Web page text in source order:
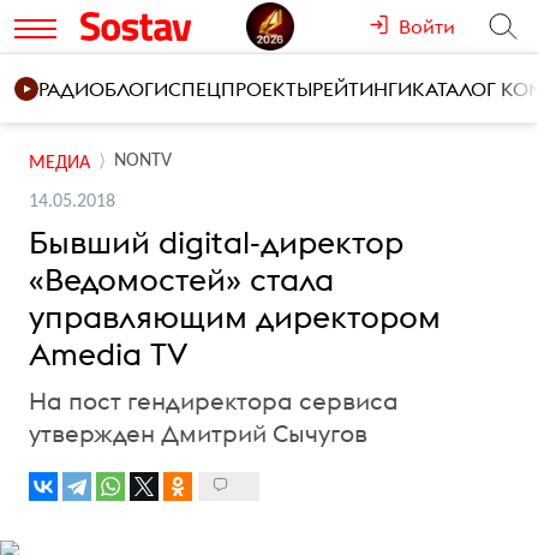
Войти
РАДИОБЛОГИСПЕЦПРОЕКТЫРЕЙТИНГИКАТАЛОГ
МЕДИА NONTV
14.05.2018
Бывший digital-директор
«Ведомостей» стала
управляющим директором
Amedia TV
На пост гендиректора сервиса
утвержден Дмитрий Сычугов